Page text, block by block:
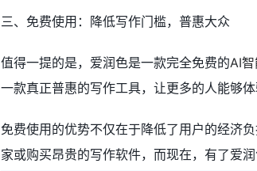
三、免费使用：降低写作门槛，普惠大众
值得一提的是，爱润色是一款完全免费的AI
一款真正普惠的写作工具，让更多的人能够体
免费使用的优势不仅在于降低了用户的经济
家或购买昂贵的写作软件，而现在，有了爱